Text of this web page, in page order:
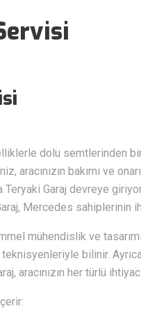
dolu semtlerinden
aracınızın bakımı ve
Teryaki Garaj devreye
Mercedes sahiplerinin
mühendislik ve
bilinir.
aracınızın her türlü